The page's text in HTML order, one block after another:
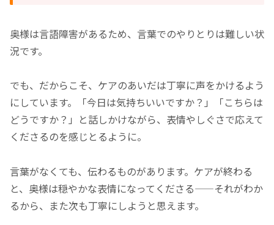
奥様は言語障害があるため、言葉でのやりとりは難しい状
況です。
でも、だからこそ、ケアのあいだは丁寧に声をかけるよう
にしています。「今日は気持ちいいですか？」「こちらは
どうですか？」と話しかけながら、表情やしぐさで応えて
くださるのを感じとるように。
言葉がなくても、伝わるものがあります。ケアが終わる
と、奥様は穏やかな表情になってくださる——それがわか
るから、また次も丁寧にしようと思えます。